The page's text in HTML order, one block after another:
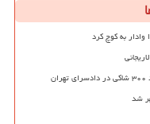
به کوچ کرد
شد